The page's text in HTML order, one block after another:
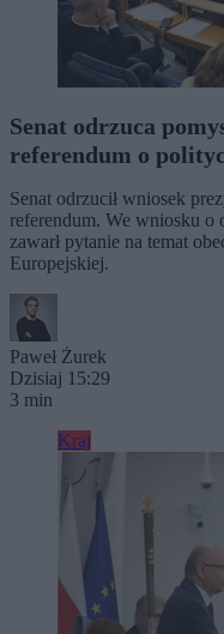
Senat odrzuca
referendum o
Senat odrzucił wniosek
referendum. We wniosku
zawarł pytanie na temat
Europejskiej.
Paweł Żurek
Dzisiaj 15:29
3 min
Kraj